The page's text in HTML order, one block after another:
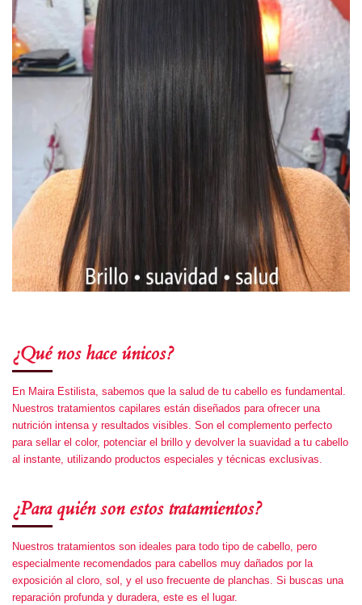
¿Qué nos hace únicos?
En Maira Estilista, sabemos que la salud de tu cabello es fundamental.
Nuestros tratamientos capilares están diseñados para ofrecer una
nutrición intensa y resultados visibles. Son el complemento perfecto
para sellar el color, potenciar el brillo y devolver la suavidad a tu cabello
al instante, utilizando productos especiales y técnicas exclusivas.
¿Para quién son estos tratamientos?
Nuestros tratamientos son ideales para todo tipo de cabello, pero
especialmente recomendados para cabellos muy dañados por la
exposición al cloro, sol, y el uso frecuente de planchas. Si buscas una
reparación profunda y duradera, este es el lugar.